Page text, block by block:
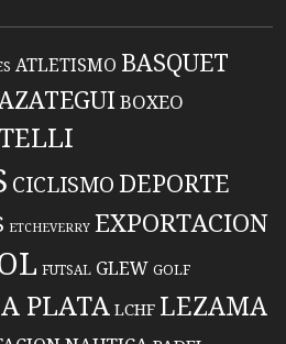
ATLETISMO BASQUET
BOXEO
CICLISMO DEPORTE
ETCHEVERRY EXPORTACION
FUTSAL GLEW GOLF
PLATA LCHF LEZAMA